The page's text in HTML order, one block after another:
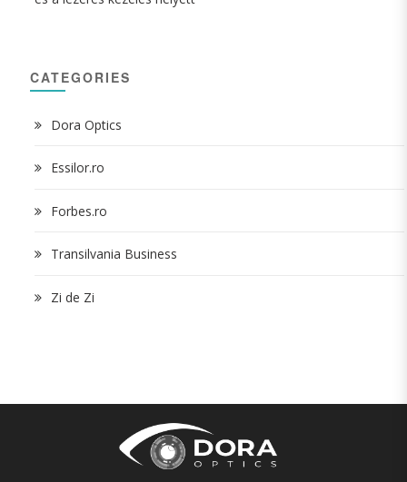
CATEGORIES
Dora Optics
Essilor.ro
Forbes.ro
Transilvania Business
Zi de Zi